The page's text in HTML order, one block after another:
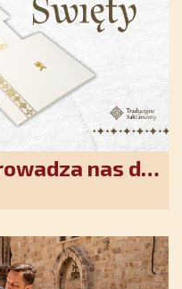
nas do
Nasz pakiet